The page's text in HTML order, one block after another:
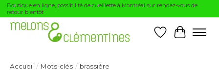
Boutique en ligne, possibilité de cueillette à Montréal sur rendez-vous de
retour bientôt
Liste dePanier
Accueil / Mots-clés / brassière